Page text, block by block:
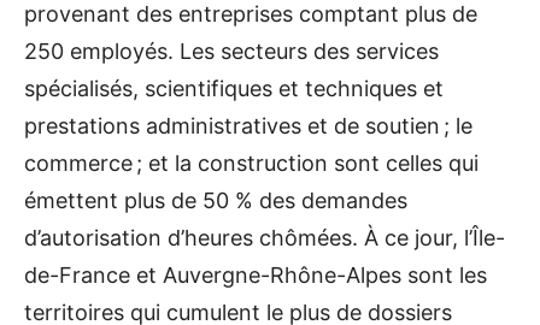
provenant des entreprises comptant plus de
250 employés. Les secteurs des services
spécialisés, scientifiques et techniques et
prestations administratives et de soutien ; le
commerce ; et la construction sont celles qui
émettent plus de 50 % des demandes
d’autorisation d’heures chômées. À ce jour, l’Île-
de-France et Auvergne-Rhône-Alpes sont les
territoires qui cumulent le plus de dossiers